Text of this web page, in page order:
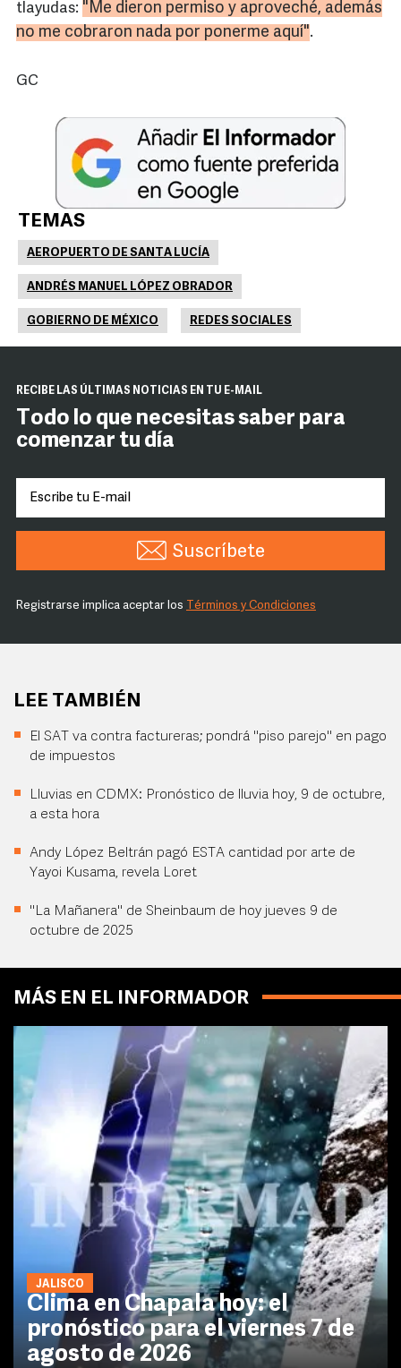
tlayudas: "Me dieron permiso y aproveché, además
no me cobraron nada por ponerme aquí".
GC
TEMAS
AEROPUERTO DE SANTA LUCÍA
ANDRÉS MANUEL LÓPEZ OBRADOR
GOBIERNO DE MÉXICO REDES SOCIALES
RECIBE LAS ÚLTIMAS NOTICIAS EN TU E-MAIL
Todo lo que necesitas saber para
comenzar tu día
Suscríbete
Registrarse implica aceptar los Términos y Condiciones
LEE TAMBIÉN
El SAT va contra factureras; pondrá "piso parejo" en pago
de impuestos
Lluvias en CDMX: Pronóstico de lluvia hoy, 9 de octubre,
a esta hora
Andy López Beltrán pagó ESTA cantidad por arte de
Yayoi Kusama, revela Loret
"La Mañanera" de Sheinbaum de hoy jueves 9 de
octubre de 2025
MÁS EN EL INFORMADOR
JALISCO
Clima en Chapala hoy: el
pronóstico para el viernes 7 de
agosto de 2026